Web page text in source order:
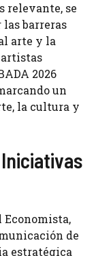
relevante, se
barreras
arte y la
2026
un
la cultura y
Economista,
de
estratégica